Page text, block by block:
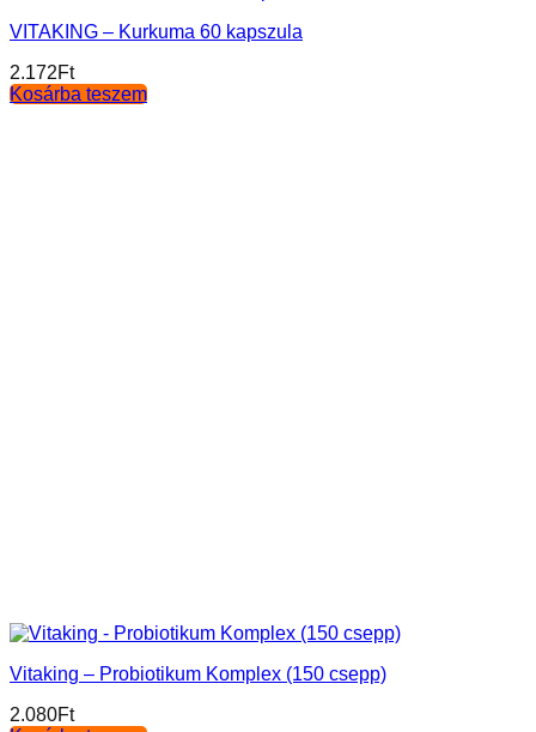
VITAKING – Kurkuma 60 kapszula
2.172Ft
Kosárba teszem
Vitaking – Probiotikum Komplex (150 csepp)
2.080Ft